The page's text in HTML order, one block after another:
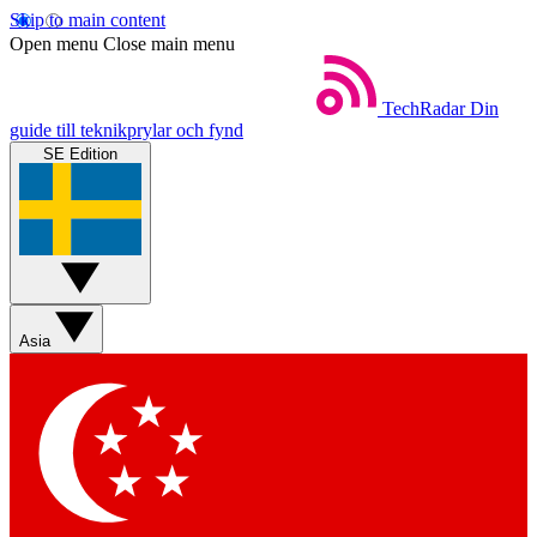
Skip to main content
Open menu Close main menu
TechRadar Din
guide till teknikprylar och fynd
SE Edition
Asia